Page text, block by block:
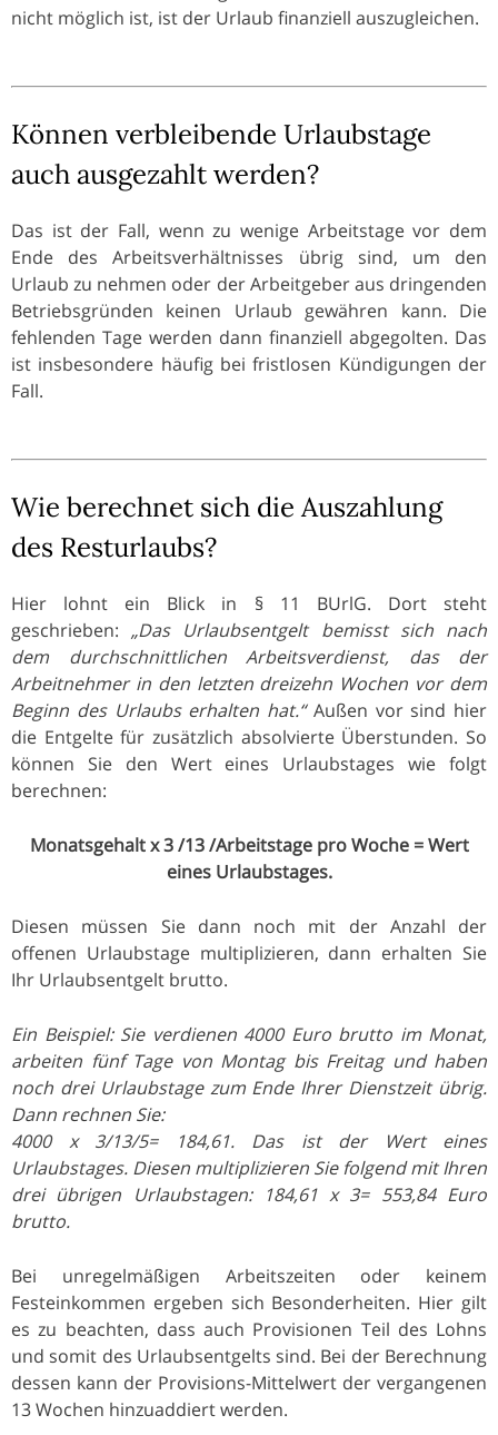
nicht möglich ist, ist der Urlaub finanziell auszugleichen.
Können verbleibende Urlaubstage
auch ausgezahlt werden?
Das ist der Fall, wenn zu wenige Arbeitstage vor dem
Ende des Arbeitsverhältnisses übrig sind, um den
Urlaub zu nehmen oder der Arbeitgeber aus dringenden
Betriebsgründen keinen Urlaub gewähren kann. Die
fehlenden Tage werden dann finanziell abgegolten. Das
ist insbesondere häufig bei fristlosen Kündigungen der
Fall.
Wie berechnet sich die Auszahlung
des Resturlaubs?
Hier lohnt ein Blick in § 11 BUrlG. Dort steht
geschrieben:„Das Urlaubsentgelt bemisst sich nach
dem durchschnittlichen Arbeitsverdienst, das der
Arbeitnehmer in den letzten dreizehn Wochen vor dem
Beginn des Urlaubs erhalten hat.“Außen vor sind hier
die Entgelte für zusätzlich absolvierte Überstunden. So
können Sie den Wert eines Urlaubstages wie folgt
berechnen:
Monatsgehalt x 3 /13 /Arbeitstage pro Woche = Wert
eines Urlaubstages.
Diesen müssen Sie dann noch mit der Anzahl der
offenen Urlaubstage multiplizieren, dann erhalten Sie
Ihr Urlaubsentgelt brutto.
Ein Beispiel: Sie verdienen 4000 Euro brutto im Monat,
arbeiten fünf Tage von Montag bis Freitag und haben
noch drei Urlaubstage zum Ende Ihrer Dienstzeit übrig.
Dann rechnen Sie:
4000 x 3/13/5= 184,61. Das ist der Wert eines
Urlaubstages. Diesen multiplizieren Sie folgend mit Ihren
drei übrigen Urlaubstagen: 184,61 x 3= 553,84 Euro
brutto.
Bei unregelmäßigen Arbeitszeiten oder keinem
Festeinkommen ergeben sich Besonderheiten. Hier gilt
es zu beachten, dass auch Provisionen Teil des Lohns
und somit des Urlaubsentgelts sind. Bei der Berechnung
dessen kann der Provisions-Mittelwert der vergangenen
13 Wochen hinzuaddiert werden.